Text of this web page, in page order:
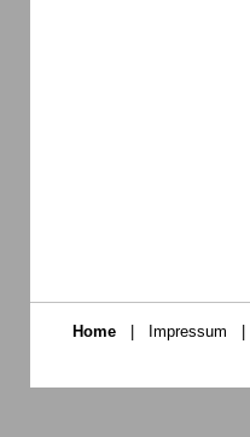
Home Impressum